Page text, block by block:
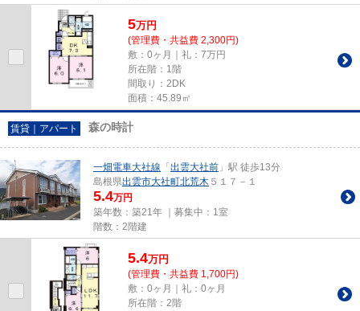
5万円
(管理費・共益費 2,300円)
敷：0ヶ月｜礼：7万円
所在階：1階
間取り：2DK
面積：45.89㎡
賃貸｜アパート 森の時計
一畑電車大社線 「 出雲大社前 」駅 徒歩13分
島根県出雲市大社町北荒木 ５１７－１
5.4万円
築年数：築21年 ｜募集中： 1室
階数：2階建
5.4万円
(管理費・共益費 1,700円)
敷：0ヶ月｜礼：0ヶ月
所在階：2階